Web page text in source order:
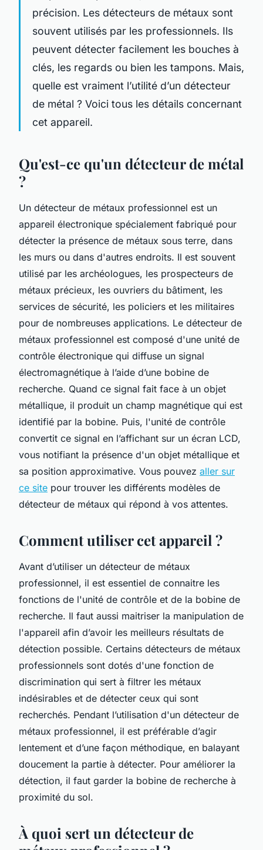
précision. Les détecteurs de métaux sont
souvent utilisés par les professionnels. Ils
peuvent détecter facilement les bouches à
clés, les regards ou bien les tampons. Mais,
quelle est vraiment l’utilité d’un détecteur
de métal ? Voici tous les détails concernant
cet appareil.
Qu'est-ce qu'un détecteur de métal
?
Un détecteur de métaux professionnel est un
appareil électronique spécialement fabriqué pour
détecter la présence de métaux sous terre, dans
les murs ou dans d'autres endroits. Il est souvent
utilisé par les archéologues, les prospecteurs de
métaux précieux, les ouvriers du bâtiment, les
services de sécurité, les policiers et les militaires
pour de nombreuses applications. Le détecteur de
métaux professionnel est composé d'une unité de
contrôle électronique qui diffuse un signal
électromagnétique à l’aide d’une bobine de
recherche. Quand ce signal fait face à un objet
métallique, il produit un champ magnétique qui est
identifié par la bobine. Puis, l'unité de contrôle
convertit ce signal en l’affichant sur un écran LCD,
vous notifiant la présence d'un objet métallique et
sa position approximative. Vous pouvez aller sur
ce site pour trouver les différents modèles de
détecteur de métaux qui répond à vos attentes.
Comment utiliser cet appareil ?
Avant d’utiliser un détecteur de métaux
professionnel, il est essentiel de connaitre les
fonctions de l'unité de contrôle et de la bobine de
recherche. Il faut aussi maitriser la manipulation de
l'appareil afin d’avoir les meilleurs résultats de
détection possible. Certains détecteurs de métaux
professionnels sont dotés d'une fonction de
discrimination qui sert à filtrer les métaux
indésirables et de détecter ceux qui sont
recherchés. Pendant l’utilisation d'un détecteur de
métaux professionnel, il est préférable d’agir
lentement et d’une façon méthodique, en balayant
doucement la partie à détecter. Pour améliorer la
détection, il faut garder la bobine de recherche à
proximité du sol.
À quoi sert un détecteur de